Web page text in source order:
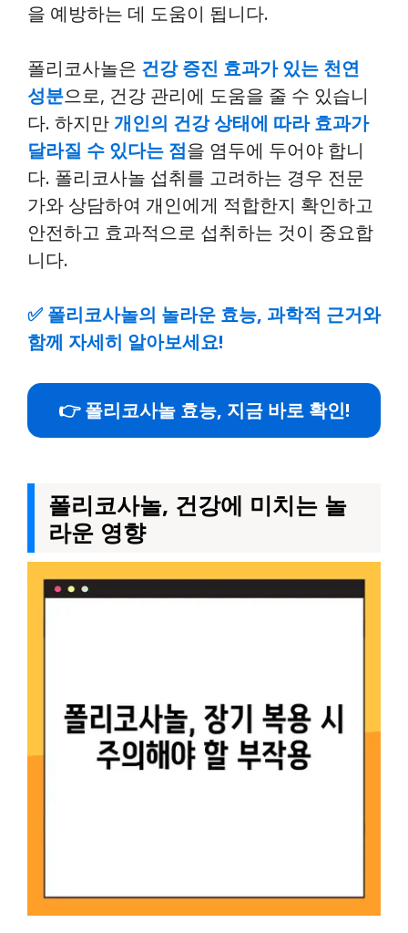
을 예방하는 데 도움이 됩니다.
폴리코사놀은 건강 증진 효과가 있는 천연
성분으로, 건강 관리에 도움을 줄 수 있습니
다. 하지만개인의 건강 상태에 따라 효과가
달라질 수 있다는 점을 염두에 두어야 합니
다. 폴리코사놀 섭취를 고려하는 경우 전문
가와 상담하여 개인에게 적합한지 확인하고
안전하고 효과적으로 섭취하는 것이 중요합
니다.
✅ 폴리코사놀의 놀라운 효능, 과학적 근거와
함께 자세히 알아보세요!
👉 폴리코사놀 효능, 지금 바로 확인!
폴리코사놀, 건강에 미치는 놀
라운 영향